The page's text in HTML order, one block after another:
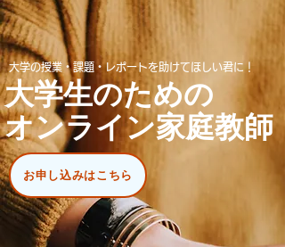
大学の授業・課題・レポートを助けてほしい君に！
大学生のための
オンライン家庭教師
お申し込みはこちら